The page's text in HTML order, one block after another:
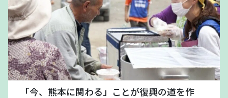
「今、熊本に関わる」ことが復興の道を作